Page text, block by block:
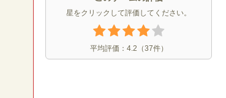
星をクリックして評価してください。
平均評価： 4.2 （37件）